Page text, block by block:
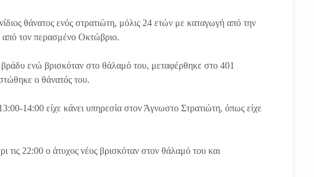
θάνατος ενός στρατιώτη, μόλις 24 ετών με καταγωγή από την
τον περασμένο Οκτώβριο.
ενώ βρισκόταν στο θάλαμό του, μεταφέρθηκε στο 401
ο θάνατός του.
14:00 είχε κάνει υπηρεσία στον Άγνωστο Στρατιώτη, όπως είχε
τις 22:00 ο άτυχος νέος βρισκόταν στον θάλαμό του και